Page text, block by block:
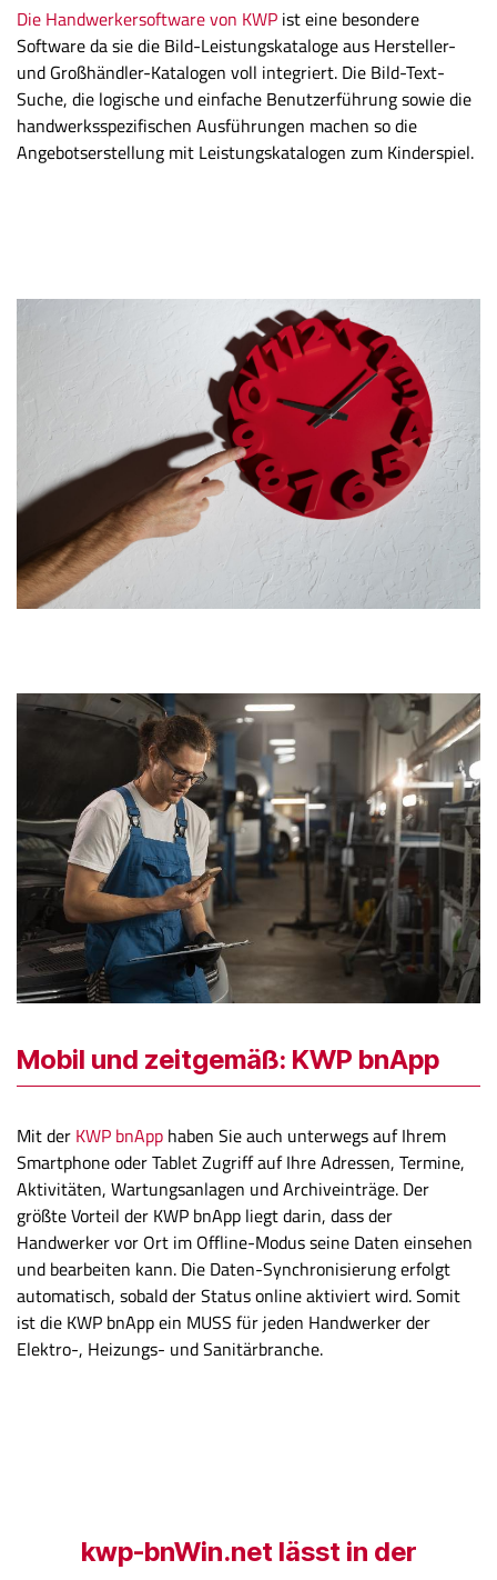
Die Handwerkersoftware von KWP ist eine besondere
Software da sie die Bild-Leistungskataloge aus Hersteller-
und Großhändler-Katalogen voll integriert. Die Bild-Text-
Suche, die logische und einfache Benutzerführung sowie die
handwerksspezifischen Ausführungen machen so die
Angebotserstellung mit Leistungskatalogen zum Kinderspiel.
Mobil und zeitgemäß: KWP bnApp
Mit der KWP bnApp haben Sie auch unterwegs auf Ihrem
Smartphone oder Tablet Zugriff auf Ihre Adressen, Termine,
Aktivitäten, Wartungsanlagen und Archiveinträge. Der
größte Vorteil der KWP bnApp liegt darin, dass der
Handwerker vor Ort im Offline-Modus seine Daten einsehen
und bearbeiten kann. Die Daten-Synchronisierung erfolgt
automatisch, sobald der Status online aktiviert wird. Somit
ist die KWP bnApp ein MUSS für jeden Handwerker der
Elektro-, Heizungs- und Sanitärbranche.
kwp-bnWin.net lässt in der